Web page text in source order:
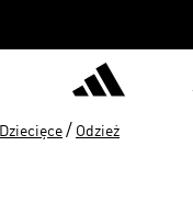
Dziecięce / Odzież